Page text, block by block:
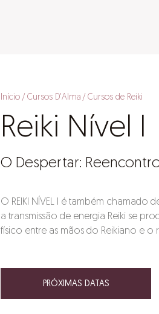
Início Cursos D'Alma Cursos de Reiki
Reiki Nível I
O Despertar:
O REIKI NÍVEL I é também chamado
a transmissão de energia Reiki se
físico entre as mãos do Reikiano e o
PRÓXIMAS DATAS